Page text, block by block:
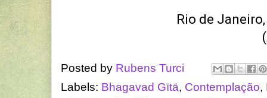
Rio de
Posted by Rubens Turci
Labels: Bhagavad Gītā, Contemplação,